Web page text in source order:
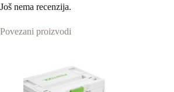
Još nema recenzija.
Povezani proizvodi